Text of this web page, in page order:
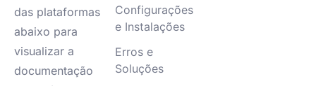
Configurações
e Instalações
Erros e
Soluções
das plataformas
abaixo para
visualizar a
documentação